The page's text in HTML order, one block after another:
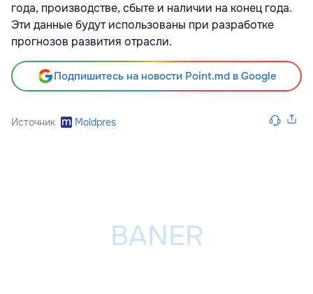
года, производстве, сбыте и наличии на конец года.
Эти данные будут использованы при разработке
прогнозов развития отрасли.
Подпишитесь на новости Point.md в Google
Источник Moldpres